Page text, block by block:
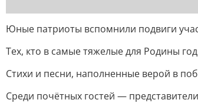
Юные патриоты вспомнили подвиги
Тех, кто в самые тяжелые для Родины
Стихи и песни, наполненные верой в
Среди почётных гостей —